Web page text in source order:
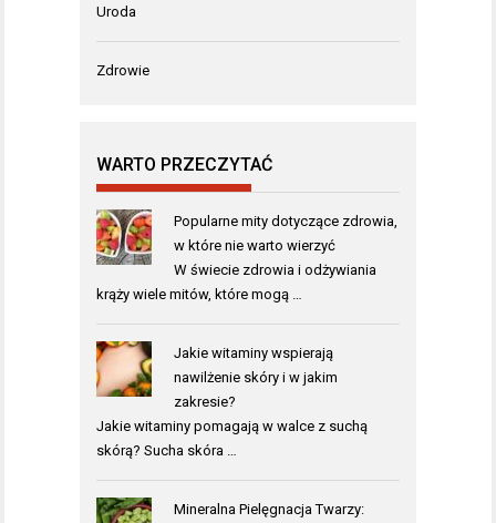
Uroda
Zdrowie
WARTO PRZECZYTAĆ
Popularne mity dotyczące zdrowia,
w które nie warto wierzyć
W świecie zdrowia i odżywiania
krąży wiele mitów, które mogą …
Jakie witaminy wspierają
nawilżenie skóry i w jakim
zakresie?
Jakie witaminy pomagają w walce z suchą
skórą? Sucha skóra …
Mineralna Pielęgnacja Twarzy: